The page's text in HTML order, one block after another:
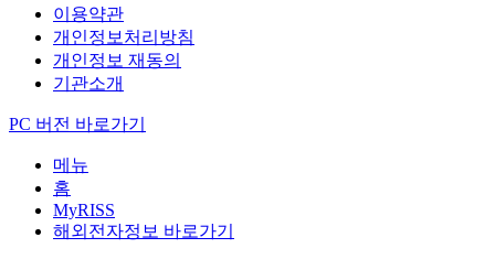
이용약관
개인정보처리방침
개인정보 재동의
기관소개
PC 버전 바로가기
메뉴
홈
MyRISS
해외전자정보 바로가기